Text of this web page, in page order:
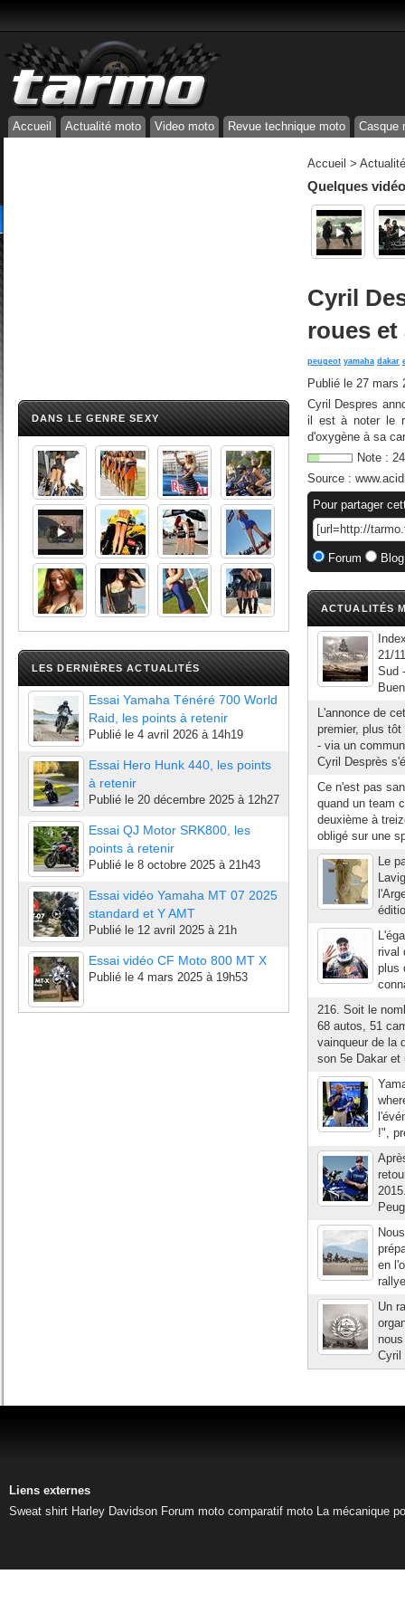
Accueil Actualité moto Video moto Revue technique moto Casque
DANS LE GENRE SEXY
LES DERNIÈRES ACTUALITÉS
Essai Yamaha Ténéré 700 World
Raid, les points à retenir
Publié le 4 avril 2026 à 14h19
Essai Hero Hunk 440, les points
à retenir
Publié le 20 décembre 2025 à 12h27
Essai QJ Motor SRK800, les
points à retenir
Publié le 8 octobre 2025 à 21h43
Essai vidéo Yamaha MT 07 2025
standard et Y AMT
Publié le 12 avril 2025 à 21h
Essai vidéo CF Moto 800 MT X
Publié le 4 mars 2025 à 19h53
Accueil >
Quelques
Cyril
roues et
peugeot yamaha dakar
Publié le 27 mars
Cyril Despres
il est à noter le
d'oxygène à sa
Note : 24
Source :
Pour partager
Forum
ACTUALITÉS
21/
Sud
L'annonce de
premier, plus
- via un
Cyril Desprès
Ce n'est pas
quand un team
deuxième à
obligé sur une
Le
rival
plus
216. Soit le
68 autos, 51
vainqueur de la
son 5e Dakar et
!",
en
Un
Cyril
Liens externes
Sweat shirt Harley Davidson Forum moto comparatif moto La mécanique